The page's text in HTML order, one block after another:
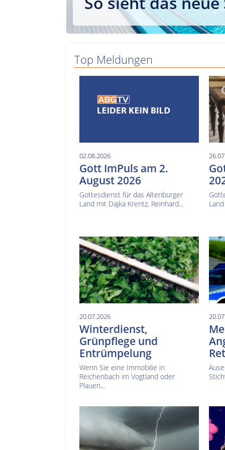
Top Meldungen
02.08.2026
Gott ImPuls am 2.
August 2026
Gottesdienst für das Altenburger
Land mit Dajka Krentz, Reinhard...
20.07.2026
Winterdienst,
Grünpflege und
Entrümpelung
Wenn Sie eine Immobilie in
Reichenbach im Vogtland oder
Plauen...